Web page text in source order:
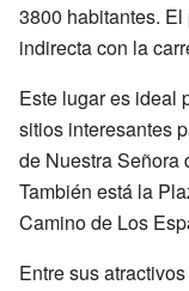
3800 habitantes.
indirecta con la
Este lugar es ideal
sitios interesantes
de Nuestra Señora
También está la
Camino de Los
Entre sus